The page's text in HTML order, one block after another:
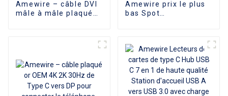
Amewire – câble DVI
mâle à mâle plaqué
Amewire prix le plus
bas Spot
d'extension pour
ordinateur